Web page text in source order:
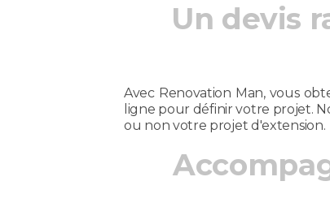
Un devis
Avec Renovation Man, vous
ligne pour définir votre projet.
ou non votre projet d'extension.